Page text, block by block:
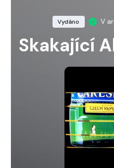
Vydáno V
Skakající